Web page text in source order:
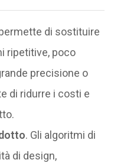
di sostituire
ripetitive, poco
precisione o
di ridurre i costi e
. Gli algoritmi di
di design,